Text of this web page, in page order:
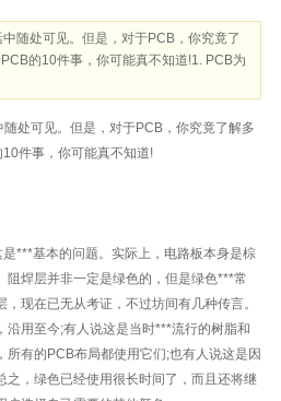
随处可见。但是，对于PCB，你究竟了
的10件事，你可能真不知道!1. PCB为
处可见。但是，对于PCB，你究竟了解多
件事，你可能真不知道!
***基本的问题。实际上，电路板本身是棕
阻焊层并非一定是绿色的，但是绿色***常
现在已无从考证，不过坊间有几种传言。
沿用至今;有人说这是当时***流行的树脂和
所有的PCB布局都使用它们;也有人说这是因
之，绿色已经使用很长时间了，而且还将继